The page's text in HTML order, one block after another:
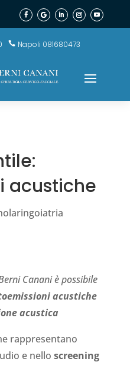
 Napoli 081680473
acustiche
Canani è possibile
acustiche
acustica
rappresentano
e nello screening